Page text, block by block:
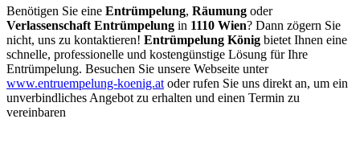
Benötigen Sie eine Entrümpelung, Räumung oder
Verlassenschaft Entrümpelung in 1110 Wien? Dann zögern Sie
nicht, uns zu kontaktieren! Entrümpelung König bietet Ihnen eine
schnelle, professionelle und kostengünstige Lösung für Ihre
Entrümpelung. Besuchen Sie unsere Webseite unter
www.entruempelung-koenig.atoder rufen Sie uns direkt an, um ein
unverbindliches Angebot zu erhalten und einen Termin zu
vereinbaren